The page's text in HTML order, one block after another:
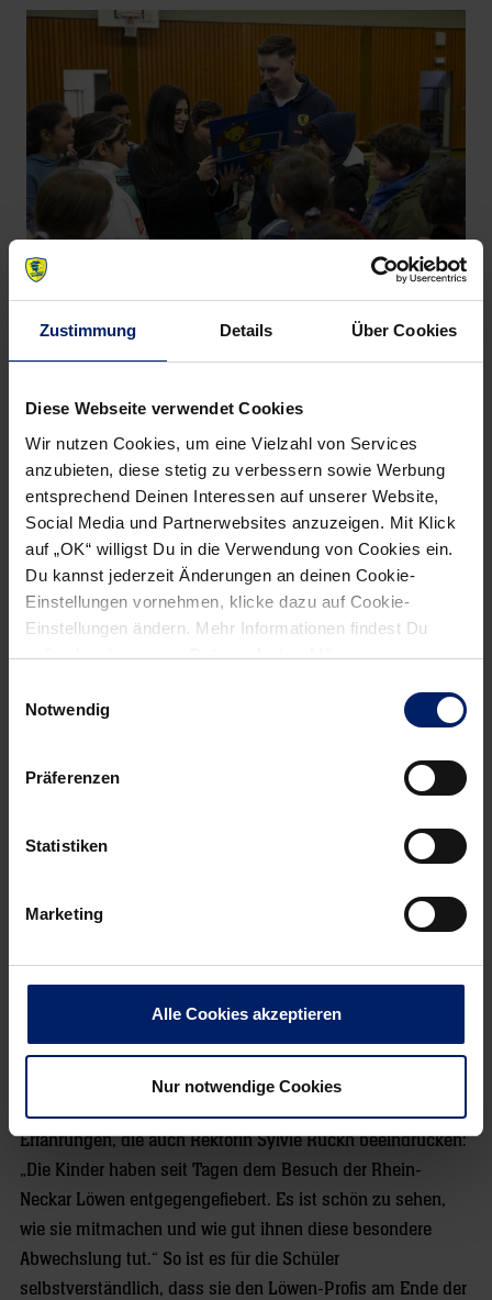
Zustimmung Details Über Cookies
Diese Webseite verwendet Cookies
Wir nutzen Cookies, um eine Vielzahl von Services
anzubieten, diese stetig zu verbessern sowie Werbung
entsprechend Deinen Interessen auf unserer Website,
Social Media und Partnerwebsites anzuzeigen. Mit Klick
auf „OK“ willigst Du in die Verwendung von Cookies ein.
Du kannst jederzeit Änderungen an deinen Cookie-
Einstellungen vornehmen, klicke dazu auf Cookie-
Einstellungen ändern. Mehr Informationen findest Du
außerdem in unsererDatenschutzerklärung.
Notwendig
Präferenzen
Statistiken
Marketing
Alle Cookies akzeptieren
Nur notwendige Cookies
Die Kids überreichen das selbstgebastelte Dankeskarte
Wie sich ein Handballprofi womöglich tagtäglich im
Training fühlt, können die Kids an diesem Tag live
allem für die Planung und Durchführung der jeweiligen
Übungen zuständig ist, den Theorie-Part übernimmt, ist
Niklas der Mann fürs Praktische, fungiert in der Rolle des
„Anleiters“. Getreu der Credo: Der Coach erklärt die
Übungen, der Spieler macht diese vor. Dabei betrachtet
Niklas im Anschluss ganz genau, wie die Kinder die
jeweiligen Bewegungsabläufe umsetzen, korrigiert und
unterstützt mit großem Erfolg, verteilt regelmäßig Lob und
Zuspruch. Generell hinterlassen die Grundschüler einen
durchweg positiven Eindruck: „Die Kinder saugen alles auf,
und die gemeinsame Zeit macht mir sehr viel Spaß. Die
der herzliche Michael Jacobsen.
Die gemeinsamen Sportstunden sind ein schönes
Sammelsurium sämtlicher Emotionen: Belustigung, weil
beispielsweise manche Aktionen in amüsanten „Slapstick-
Momenten“ enden; Interesse an der neuen Sportart;
Erleichterung darüber, dass erste Erfolgserlebnisse
(Torerfolg, gelungener Pass etc.) gefeiert werden können,
sowie eine abschließende Zufriedenheit bei den Schülern,
Lehrern und Löwen-Profis. Beobachtungen und
Erfahrungen, die auch Rektorin Sylvie Ruckh beeindrucken:
„Die Kinder haben seit Tagen dem Besuch der Rhein-
Neckar Löwen entgegengefiebert. Es ist schön zu sehen,
wie sie mitmachen und wie gut ihnen diese besondere
Abwechslung tut.“ So ist es für die Schüler
selbstverständlich, dass sie den Löwen-Profis am Ende der